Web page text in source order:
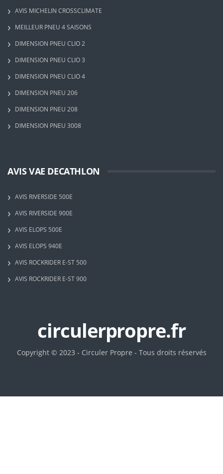
AVIS MICHELIN CROSSCLIMATE
MEILLEUR PNEU 4 SAISONS
DIMENSION PNEU CLIO 2
DIMENSION PNEU CLIO 3
DIMENSION PNEU CLIO 4
DIMENSION PNEU 206
DIMENSION PNEU 208
DIMENSION PNEU 3008
AVIS VAE DECATHLON
AVIS RIVERSIDE 500E
AVIS RIVERSIDE 900E
AVIS ELOPS 500E
AVIS ELOPS 940E
AVIS ROCKRIDER E-ST 500
AVIS ROCKRIDER E-ST 900
circulerpropre.fr
Copyright © 2023 - Circuler Propre - Tous droits réservés